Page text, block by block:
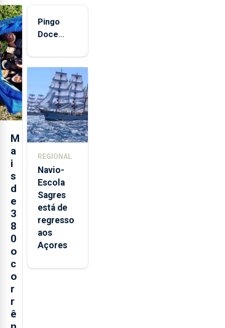
M
a
i
s
d
e
3
8
0
o
c
o
r
r
ê
Pingo
Doce
quinta-
feira nova
loja em
São
Sebastião
e cria 30
postos de
REGIONAL
Navio-
Escola
Sagres
está de
regresso
aos
Açores